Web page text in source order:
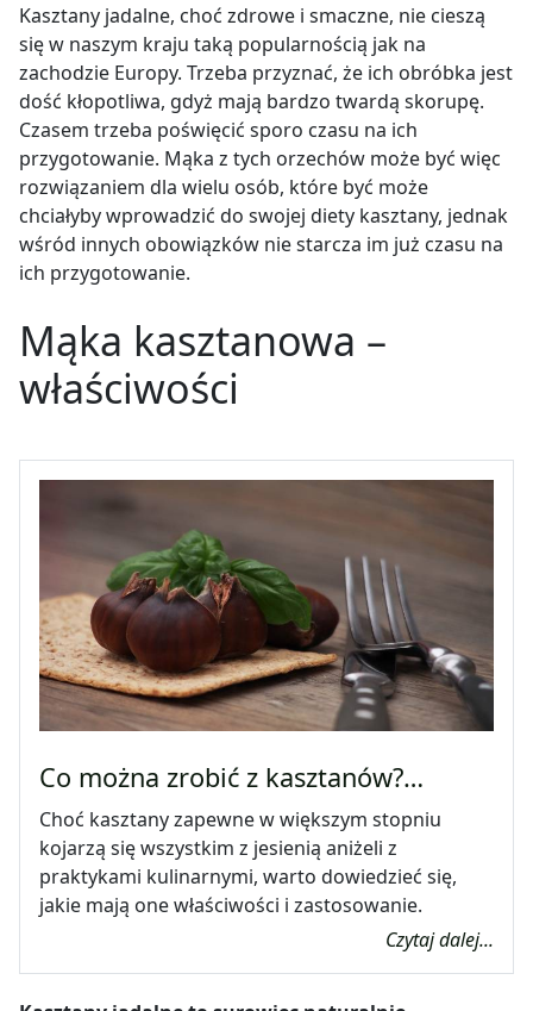
Kasztany jadalne, choć zdrowe i smaczne, nie cieszą
się w naszym kraju taką popularnością jak na
zachodzie Europy. Trzeba przyznać, że ich obróbka jest
dość kłopotliwa, gdyż mają bardzo twardą skorupę.
Czasem trzeba poświęcić sporo czasu na ich
przygotowanie. Mąka z tych orzechów może być więc
rozwiązaniem dla wielu osób, które być może
chciałyby wprowadzić do swojej diety kasztany, jednak
wśród innych obowiązków nie starcza im już czasu na
ich przygotowanie.
Mąka kasztanowa –
właściwości
Co można zrobić z kasztanów?…
Choć kasztany zapewne w większym stopniu
kojarzą się wszystkim z jesienią aniżeli z
praktykami kulinarnymi, warto dowiedzieć się,
jakie mają one właściwości i zastosowanie.
Czytaj dalej...